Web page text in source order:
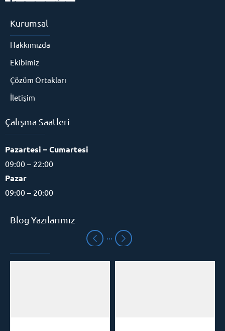
Kurumsal
Hakkımızda
Ekibimiz
Çözüm Ortakları
İletişim
Çalışma Saatleri
Pazartesi – Cumartesi
09:00 – 22:00
Pazar
09:00 – 20:00
Blog Yazılarımız
Eğitim Danışmanı